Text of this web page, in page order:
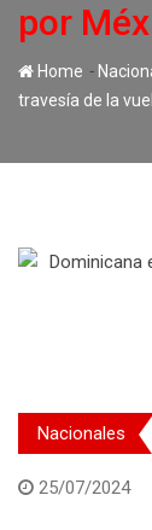
por
Home -
travesía de la
Nacionales
25/07/2024